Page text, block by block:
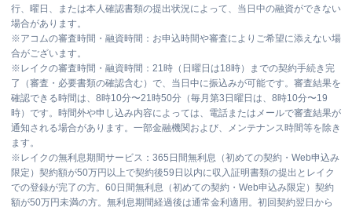
行、曜日、または本人確認書類の提出状況によって、当日中の融資ができない
場合があります。
※アコムの審査時間・融資時間：お申込時間や審査によりご希望に添えない場
合がございます。
※ レイクの審査時間・融資時間：21時（日曜日は18時）までの契約手続き完
了（審査・必要書類の確認含む）で、当日中に振込みが可能です。審査結果を
確認できる時間は、8時10分〜21時50分（毎月第3日曜日は、8時10分〜19
時）です。時間外や申し込み内容によっては、電話またはメールで審査結果が
通知される場合があります。一部金融機関および、メンテナンス時間等を除き
ます。
※ レイクの無利息期間サービス：365日間無利息（初めての契約・Web申込み
限定）契約額が50万円以上で契約後59日以内に収入証明書類の提出とレイク
での登録が完了の方。60日間無利息（初めての契約・Web申込み限定）契約
額が50万円未満の方。無利息期間経過後は通常金利適用。初回契約翌日から